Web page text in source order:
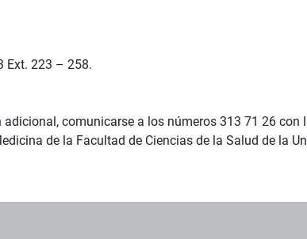
Ext. 223 – 258.
comunicarse a los números 313 71 26 con
de la Facultad de Ciencias de la Salud de la